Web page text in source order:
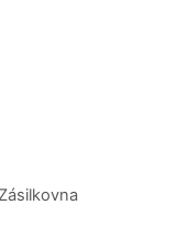
Zásilkovna